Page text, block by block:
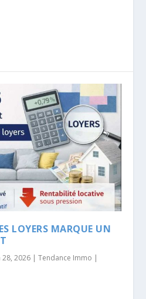
LOYERS MARQUE UN
28, 2026 |Tendance Immo |